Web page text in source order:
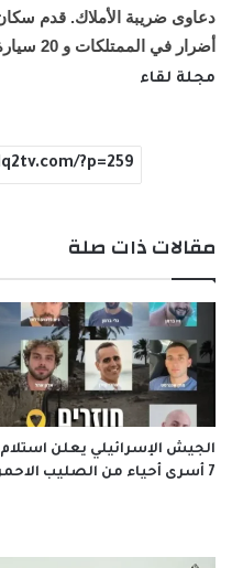
أضرار في الممتلكات و 20 سيارة.
مجلة لقاء
مقالات ذات صلة
الجيش الإسرائيلي يعلن استلام
7 أسرى أحياء من الصليب الاحمر